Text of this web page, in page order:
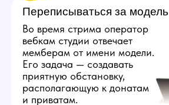
После окончания смены
оператор подсчитывает
выручку с каждой платформы
и присылает модели отчет
с информацией, сколько она
заработала.